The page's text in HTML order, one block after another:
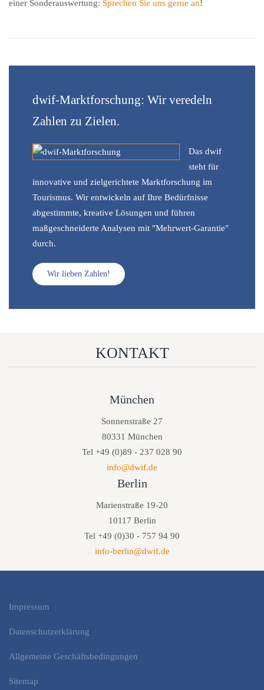
einer Sonderauswertung: Sprechen Sie uns gerne an!
dwif-Marktforschung: Wir veredeln
Zahlen zu Zielen.
Das dwif
steht für
innovative und zielgerichtete Marktforschung im
Tourismus. Wir entwickeln auf Ihre Bedürfnisse
abgestimmte, kreative Lösungen und führen
maßgeschneiderte Analysen mit "Mehrwert-Garantie"
durch.
Wir lieben Zahlen!
KONTAKT
München
Sonnenstraße 27
80331 München
Tel +49 (0)89 - 237 028 90
info@dwif.de
Berlin
Marienstraße 19-20
10117 Berlin
Tel +49 (0)30 - 757 94 90
info-berlin@dwif.de
Impressum
Datenschutzerklärung
Allgemeine Geschäftsbedingungen
Sitemap